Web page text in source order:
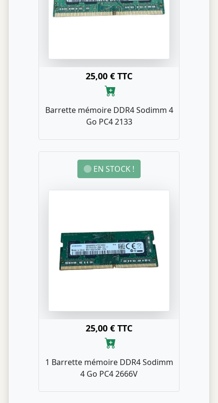
25,00 € TTC
Barrette mémoire DDR4 Sodimm 4
Go PC4 2133
EN STOCK !
25,00 € TTC
1 Barrette mémoire DDR4 Sodimm
4 Go PC4 2666V